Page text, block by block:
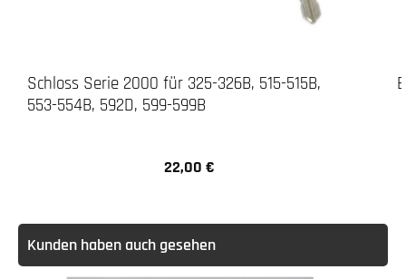
Schloss Serie 2000 für 325-326B, 515-515B,
553-554B, 592D, 599-599B
Regulärer Preis:
22,00 €
Kunden haben auch gesehen